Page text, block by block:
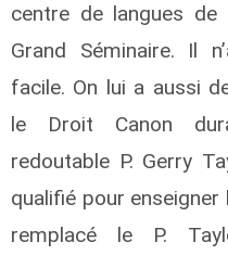
centre de langues
Grand Séminaire. Il
facile. On lui a aussi
le Droit Canon
redoutable P. Gerry
qualifié pour enseigner
remplacé le P.